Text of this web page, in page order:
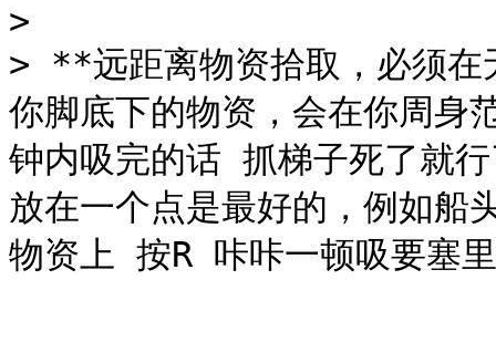
>
> **远距离物资拾取，必须在
你脚底下的物资，会在你周身
钟内吸完的话 抓梯子死了就
放在一个点是最好的，例如